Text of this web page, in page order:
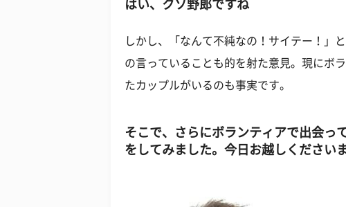
はい、クソ野郎ですね
しかし、「なんて不純なの！サイテー！」
の言っていることも的を射た意見。現にボ
たカップルがいるのも事実です。
そこで、さらにボランティアで出会っ
をしてみました。今日お越しください